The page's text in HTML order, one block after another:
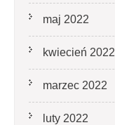
maj 2022
kwiecień 2022
marzec 2022
luty 2022